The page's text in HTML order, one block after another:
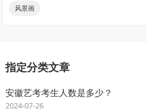
风景画
指定分类文章
安徽艺考考生人数是多少？
2024-07-26